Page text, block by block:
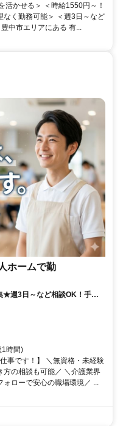
活かせる＞ ＜時給1550円～！
なく勤務可能＞ ＜週3日～など
中市エリアにある 有...
ホームで勤
★週3日～など相談OK！手厚
します／派遣介護職のお仕事
時間)
事です！】 ＼無資格・未経験
方の相談も可能／ ＼介護業界
ローで安心の職場環境／ ...